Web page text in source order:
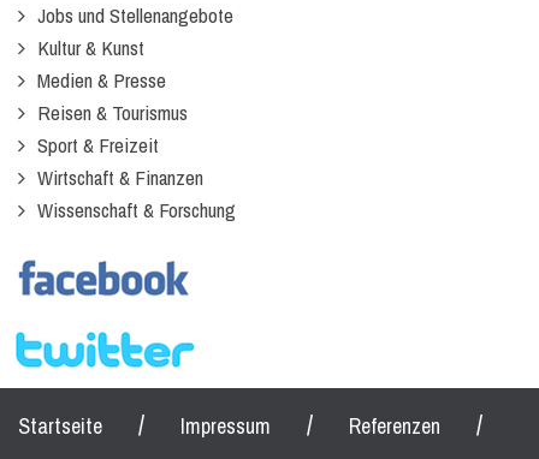
Jobs und Stellenangebote
Kultur & Kunst
Medien & Presse
Reisen & Tourismus
Sport & Freizeit
Wirtschaft & Finanzen
Wissenschaft & Forschung
Startseite / Impressum / Referenzen /